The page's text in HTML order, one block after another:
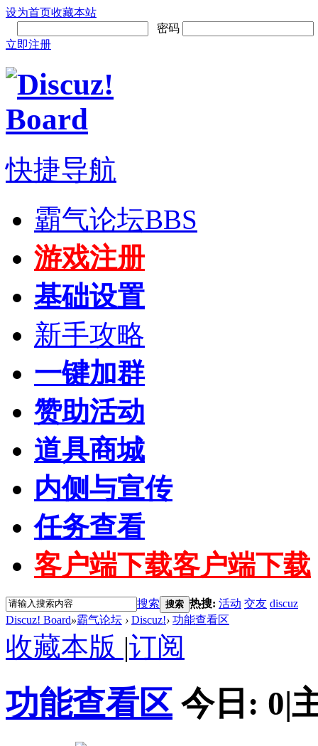
设为首页收藏本站
密码
立即注册
快捷导航
霸气论坛BBS
游戏注册
基础设置
新手攻略
一键加群
赞助活动
道具商城
内侧与宣传
任务查看
客户端下载客户端下载
搜索 搜索 热搜: 活动 交友 discuz
Discuz! Board»霸气论坛 › Discuz!› 功能查看区
收藏本版 |订阅
功能查看区 今日: 0|